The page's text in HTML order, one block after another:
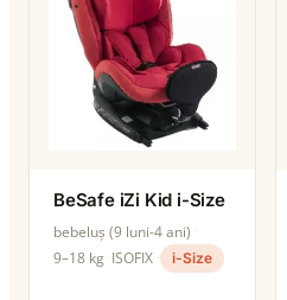
BeSafe iZi Kid i-Size
bebeluș (9 luni-4 ani)
9–18 kg ISOFIX i-Size